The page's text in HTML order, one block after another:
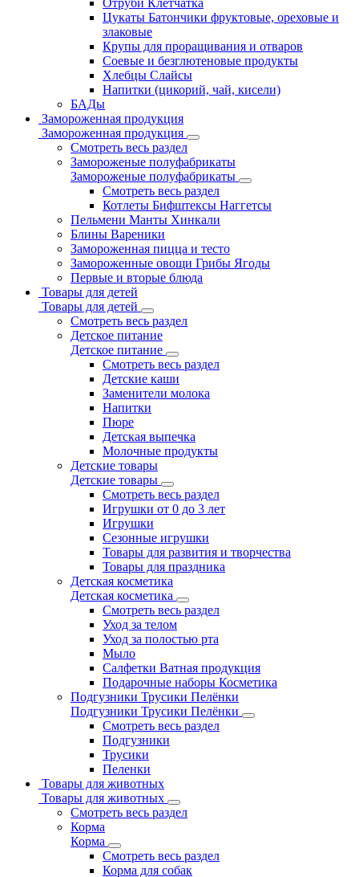
Отруби Клетчатка
Цукаты Батончики фруктовые, ореховые и
злаковые
Крупы для проращивания и отваров
Соевые и безглютеновые продукты
Хлебцы Слайсы
Напитки (цикорий, чай, кисели)
БАДы
Замороженная продукция
Замороженная продукция
Смотреть весь раздел
Замороженые полуфабрикаты
Замороженые полуфабрикаты
Смотреть весь раздел
Котлеты Бифштексы Наггетсы
Пельмени Манты Хинкали
Блины Вареники
Замороженная пицца и тесто
Замороженные овощи Грибы Ягоды
Первые и вторые блюда
Товары для детей
Товары для детей
Смотреть весь раздел
Детское питание
Детское питание
Смотреть весь раздел
Детские каши
Заменители молока
Напитки
Пюре
Детская выпечка
Молочные продукты
Детские товары
Детские товары
Смотреть весь раздел
Игрушки от 0 до 3 лет
Игрушки
Сезонные игрушки
Товары для развития и творчества
Товары для праздника
Детская косметика
Детская косметика
Смотреть весь раздел
Уход за телом
Уход за полостью рта
Мыло
Салфетки Ватная продукция
Подарочные наборы Косметика
Подгузники Трусики Пелёнки
Подгузники Трусики Пелёнки
Смотреть весь раздел
Подгузники
Трусики
Пеленки
Товары для животных
Товары для животных
Смотреть весь раздел
Корма
Корма
Смотреть весь раздел
Корма для собак